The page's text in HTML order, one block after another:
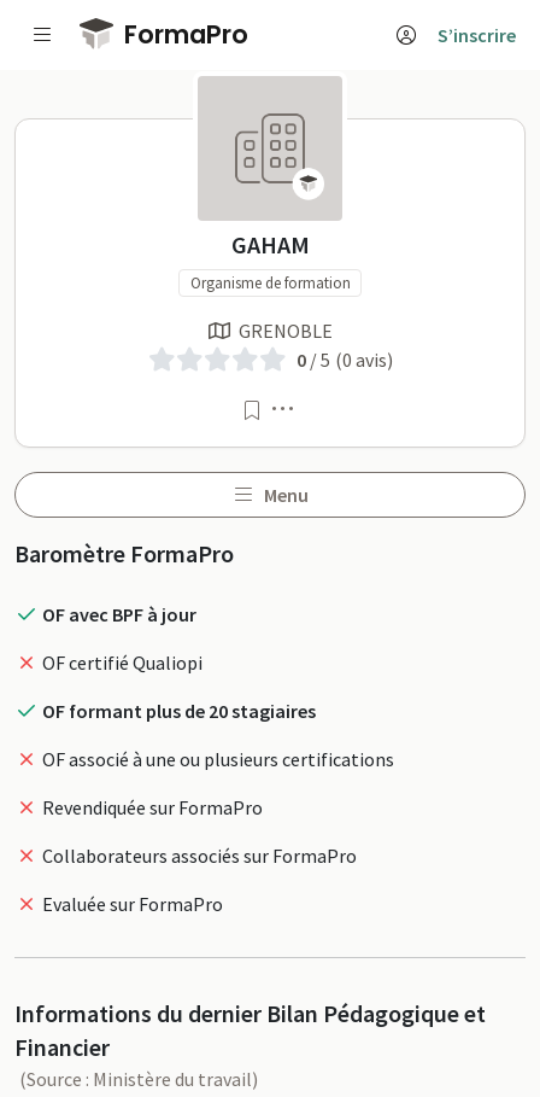
Passer au contenu principal
FormaPro S’inscrire
GAHAM sur FormaPro
GAHAM
Organisme de formation
GRENOBLE
0/ 5 (0 avis)
Menu
Profil
Baromètre FormaPro
OF avec BPF à jour
OF certifié Qualiopi
OF formant plus de 20 stagiaires
OF associé à une ou plusieurs certifications
Revendiquée sur FormaPro
Collaborateurs associés sur FormaPro
Evaluée sur FormaPro
Informations du dernier Bilan Pédagogique et
Financier
(Source : Ministère du travail)